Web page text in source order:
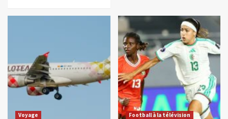
Voyage Football à la télévision